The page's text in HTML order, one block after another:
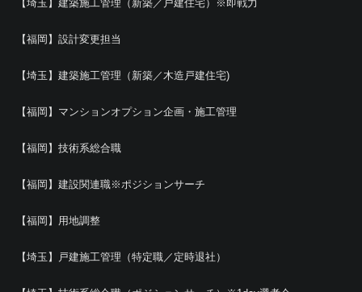
【埼玉】建築施工管理（新築／戸建住宅）※即戦力
【福岡】設計変更担当
【埼玉】建築施工管理（新築／木造戸建住宅)
【福岡】マンションオプション企画・施工管理
【福岡】技術系総合職
【福岡】建設関連職※ポジションサーチ
【福岡】用地調整
【埼玉】戸建施工管理（特定職／定時退社）